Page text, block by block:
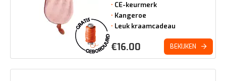
CE-keurmerk
Kangeroe
Leuk kraamcadeau
€16.00 BEKIJKEN